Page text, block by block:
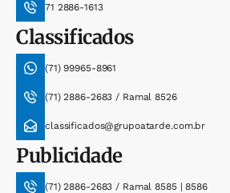
71 2886-1613
Classificados
(71) 99965-8961
(71) 2886-2683 / Ramal 8526
classificados@grupoatarde.com.br
Publicidade
(71) 2886-2683 / Ramal 8585 | 8586